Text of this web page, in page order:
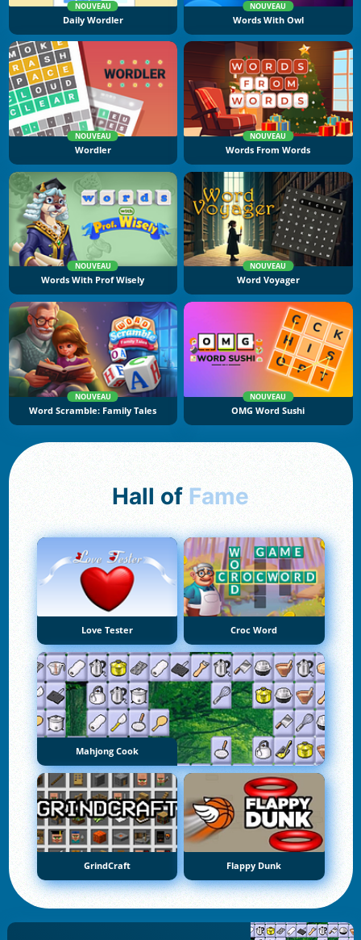
NOUVEAU
Daily Wordler
NOUVEAU
Words With Owl
NOUVEAU
Wordler
NOUVEAU
Words From Words
NOUVEAU
Words With Prof Wisely
NOUVEAU
Word Voyager
NOUVEAU
Word Scramble: Family Tales
NOUVEAU
OMG Word Sushi
Hall of Fame
Love Tester Croc Word
Mahjong Cook
GrindCraft Flappy Dunk